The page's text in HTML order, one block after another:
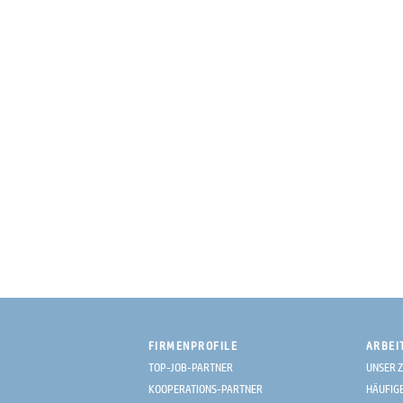
FIRMENPROFILE
TOP-JOB-PARTNER
KOOPERATIONS-PARTNER
UNSER